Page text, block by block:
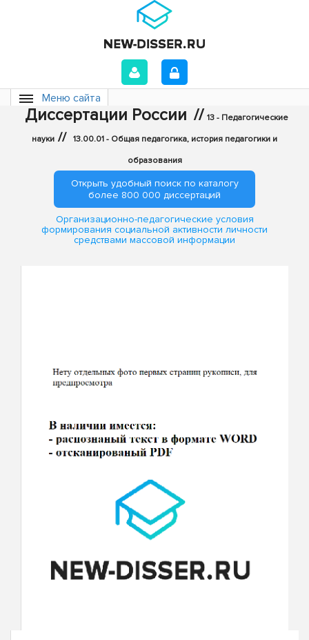
Меню сайта
Диссертации России // 13 - Педагогические
науки // 13.00.01 - Общая педагогика, история педагогики и
образования
Открыть удобный поиск по каталогу
более 800 000 диссертаций
Организационно-педагогические условия
формирования социальной активности личности
средствами массовой информации